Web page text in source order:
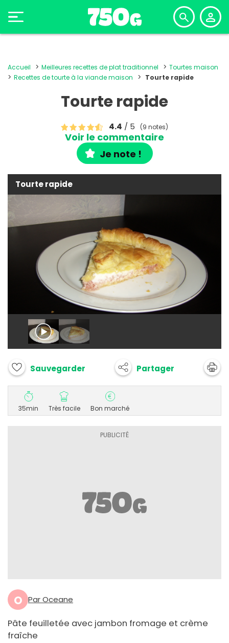
Accueil Meilleures recettes de plat traditionnel
Tourtes maison
Recettes de tourte à la viande maison
Tourte rapide
Tourte rapide
4.4 / 5 (9 notes)
Voir le commentaire
Je note !
Tourte rapide
Sauvegarder Partager
35min Très facile Bon marché
O Par Oceane
Pâte feuilletée avec jambon fromage et crème
fraîche